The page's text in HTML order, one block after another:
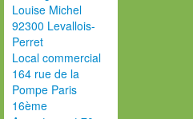
Louise Michel
92300 Levallois-
Perret
Local commercial
164 rue de la
Pompe Paris
16ème